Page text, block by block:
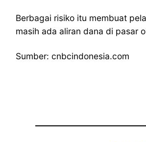
Berbagai risiko itu membuat
masih ada aliran dana di pasar
Sumber: cnbcindonesia.com